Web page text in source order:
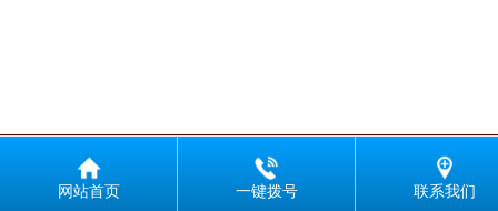
网站首页 一键拨号 联系我们